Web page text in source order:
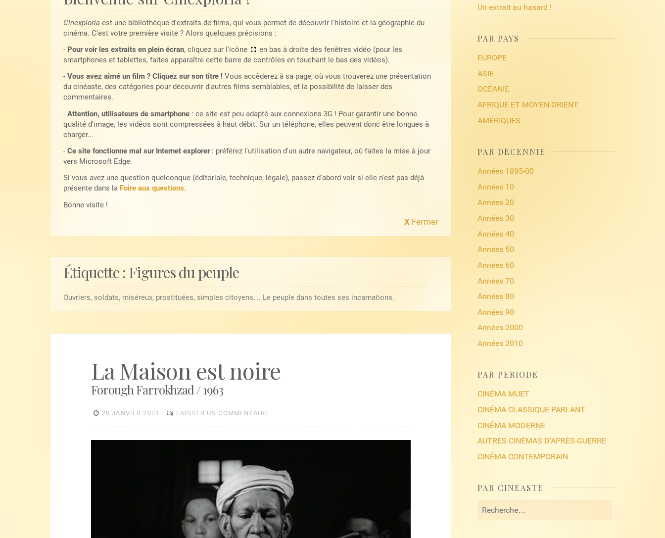
Cinexploria est une bibliothèque d'extraits de films, qui vous permet de découvrir l'histoire et la géographie du
cinéma. C'est votre première visite ? Alors quelques précisions :
- Pour voir les extraits en plein écran, cliquez sur l'icône
en bas à droite des fenêtres vidéo (pour les
smartphones et tablettes, faites apparaître cette barre de contrôles en touchant le bas des vidéos).
- Vous avez aimé un film ? Cliquez sur son titre !Vous accèderez à sa page, où vous trouverez une présentation
du cinéaste, des catégories pour découvrir d'autres films semblables, et la possibilité de laisser des
commentaires.
- Attention, utilisateurs de smartphone : ce site est peu adapté aux connexions 3G ! Pour garantir une bonne
qualité d'image, les vidéos sont compressées à haut débit. Sur un téléphone, elles peuvent donc être longues à
charger...
- Ce site fonctionne mal sur Internet explorer: préférez l'utilisation d'un autre navigateur, où faites la mise à jour
vers Microsoft Edge.
Si vous avez une question quelconque (éditoriale, technique, légale), passez d'abord voir si elle n'est pas déjà
présente dans la Foire aux questions.
Bonne visite !
XFermer
Étiquette : Figures du peuple
Ouvriers, soldats, miséreux, prostituées, simples citoyens… Le peuple dans toutes ses incarnations.
La Maison est noire
Forough Farrokhzad / 1963
20 JANVIER 2021 LAISSER UN COMMENTAIRE
Un extrait au hasard !
PAR PAYS
EUROPE
ASIE
OCÉANIE
AFRIQUE ET MOYEN-ORIENT
AMÉRIQUES
PAR DÉCENNIE
Années 1895-00
Années 10
Années 20
Années 30
Années 40
Années 50
Années 60
Années 70
Années 80
Années 90
Années 2000
Années 2010
PAR PÉRIODE
CINÉMA MUET
CINÉMA CLASSIQUE PARLANT
CINÉMA MODERNE
AUTRES CINÉMAS D’APRÈS-GUERRE
CINÉMA CONTEMPORAIN
PAR CINÉASTE